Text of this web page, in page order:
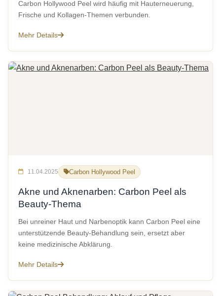
Carbon Hollywood Peel wird häufig mit Hauterneuerung,
Frische und Kollagen-Themen verbunden.
Mehr Details
11.04.2025 Carbon Hollywood Peel
Akne und Aknenarben: Carbon Peel als
Beauty-Thema
Bei unreiner Haut und Narbenoptik kann Carbon Peel eine
unterstützende Beauty-Behandlung sein, ersetzt aber
keine medizinische Abklärung.
Mehr Details